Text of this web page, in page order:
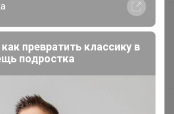
как превратить классику в
подростка